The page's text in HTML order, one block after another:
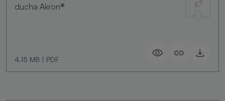
ducha Akron®
4.15 MB | PDF